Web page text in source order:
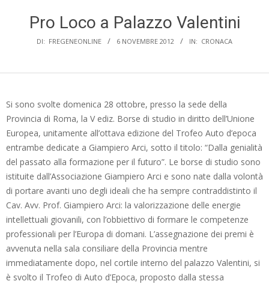
Pro Loco a Palazzo Valentini
DI: FREGENEONLINE 6 NOVEMBRE 2012 IN: CRONACA
Si sono svolte domenica 28 ottobre, presso la sede della
Provincia di Roma, la V ediz. Borse di studio in diritto dell’Unione
Europea, unitamente all’ottava edizione del Trofeo Auto d’epoca
entrambe dedicate a Giampiero Arci, sotto il titolo: “Dalla genialità
del passato alla formazione per il futuro”. Le borse di studio sono
istituite dall’Associazione Giampiero Arci e sono nate dalla volontà
di portare avanti uno degli ideali che ha sempre contraddistinto il
Cav. Avv. Prof. Giampiero Arci: la valorizzazione delle energie
intellettuali giovanili, con l’obbiettivo di formare le competenze
professionali per l’Europa di domani. L’assegnazione dei premi è
avvenuta nella sala consiliare della Provincia mentre
immediatamente dopo, nel cortile interno del palazzo Valentini, si
è svolto il Trofeo di Auto d’Epoca, proposto dalla stessa